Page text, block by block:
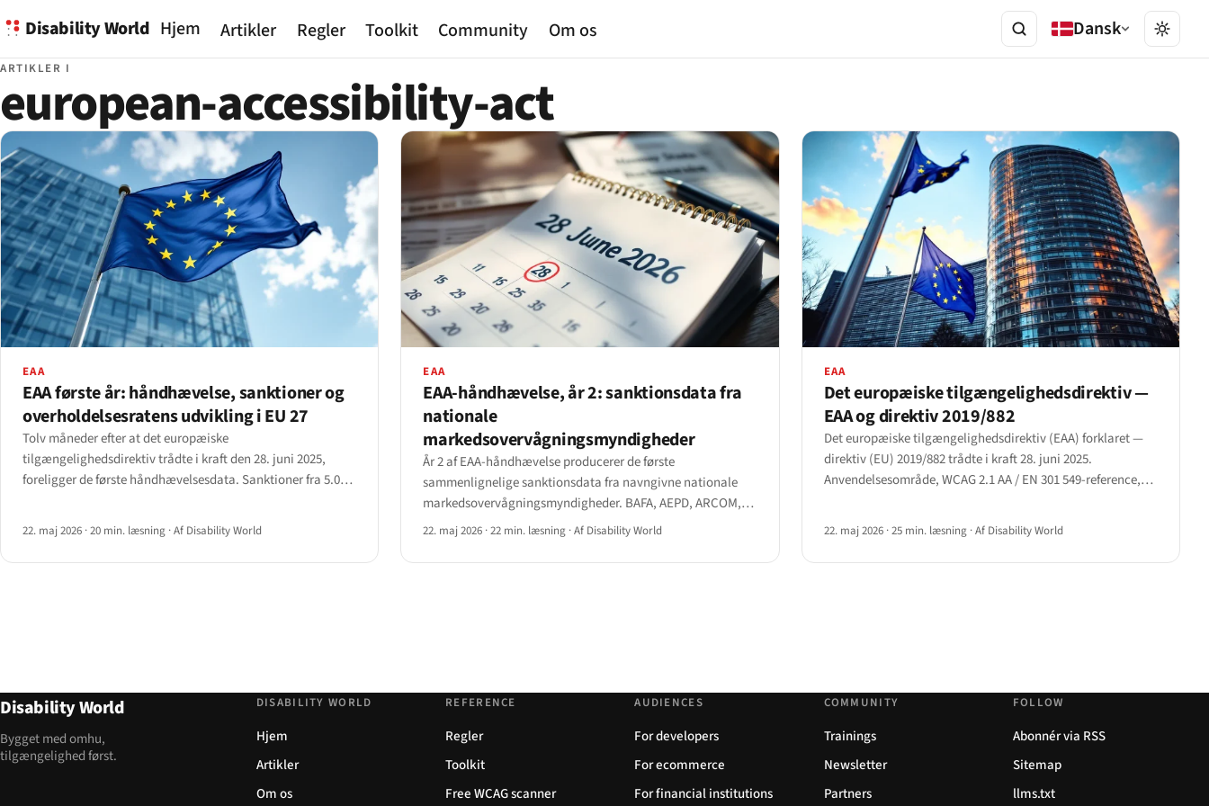
Disability World Hjem Artikler Regler Toolkit Community Om os Dansk
ARTIKLER I
european-accessibility-act
EAA
EAA første år: håndhævelse, sanktioner og
overholdelsesratens udvikling i EU 27
Tolv måneder efter at det europæiske
tilgængelighedsdirektiv trådte i kraft den 28. juni 2025,
foreligger de første håndhævelsesdata. Sanktioner fra 5.000
beståelsesprocenter mellem 30 % og 70 %.
22. maj 2026 ·20 min. læsning ·Af Disability World
EAA
EAA-håndhævelse, år 2: sanktionsdata fra
nationale
markedsovervågningsmyndigheder
År 2 af EAA-håndhævelse producerer de første
sammenlignelige sanktionsdata fra navngivne nationale
markedsovervågningsmyndigheder. BAFA, AEPD, ARCOM,
AgID, Tarbijakaitseamet, Agentschap Telecom og det
22. maj 2026 ·22 min. læsning ·Af Disability World
EAA
Det europæiske tilgængelighedsdirektiv —
EAA og direktiv 2019/882
Det europæiske tilgængelighedsdirektiv (EAA) forklaret —
direktiv (EU) 2019/882 trådte i kraft 28. juni 2025.
Anvendelsesområde, WCAG 2.1 AA / EN 301 549-reference,
uforholdsmæssig byrde i artikel 14.
22. maj 2026 ·25 min. læsning ·Af Disability World
Disability World
Bygget med omhu,
tilgængelighed først.
DISABILITY WORLD
Hjem
Artikler
Om os
REFERENCE
Regler
Toolkit
Free WCAG scanner
AUDIENCES
For developers
For ecommerce
For financial institutions
COMMUNITY
Trainings
Newsletter
Partners
FOLLOW
Abonnér via RSS
Sitemap
llms.txt